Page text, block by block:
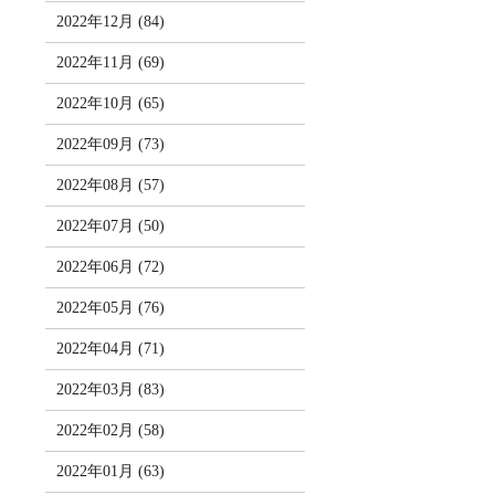
2022年12月 (84)
2022年11月 (69)
2022年10月 (65)
2022年09月 (73)
2022年08月 (57)
2022年07月 (50)
2022年06月 (72)
2022年05月 (76)
2022年04月 (71)
2022年03月 (83)
2022年02月 (58)
2022年01月 (63)